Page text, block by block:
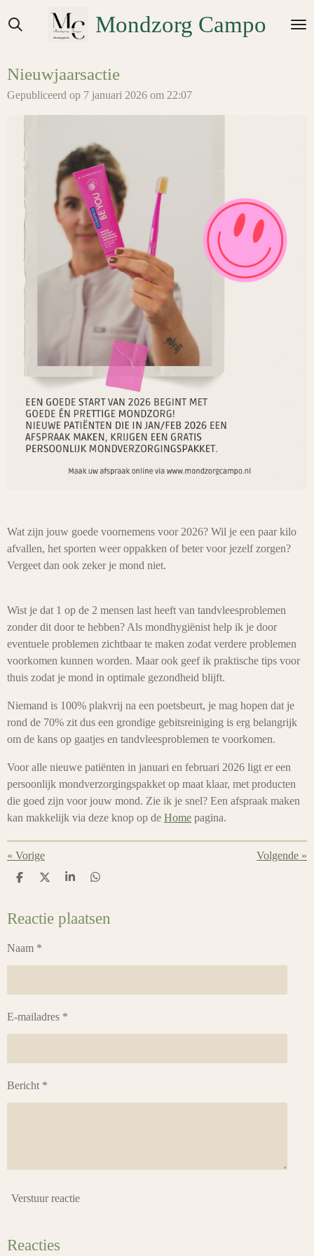
direct
hoofdinhoud
Mondzorg Campo
Nieuwjaarsactie
Gepubliceerd op 7 januari 2026 om 22:07
Wat zijn jouw goede voornemens voor 2026? Wil je een paar kilo
afvallen, het sporten weer oppakken of beter voor jezelf zorgen?
Vergeet dan ook zeker je mond niet.
Wist je dat 1 op de 2 mensen last heeft van tandvleesproblemen
zonder dit door te hebben? Als mondhygiënist help ik je door
eventuele problemen zichtbaar te maken zodat verdere problemen
voorkomen kunnen worden. Maar ook geef ik praktische tips voor
thuis zodat je mond in optimale gezondheid blijft.
Niemand is 100% plakvrij na een poetsbeurt, je mag hopen dat je
rond de 70% zit dus een grondige gebitsreiniging is erg belangrijk
om de kans op gaatjes en tandvleesproblemen te voorkomen.
Voor alle nieuwe patiënten in januari en februari 2026 ligt er een
persoonlijk mondverzorgingspakket op maat klaar, met producten
die goed zijn voor jouw mond. Zie ik je snel? Een afspraak maken
kan makkelijk via deze knop op de Home pagina.
« Vorige Volgende »
D
e
n
D
l
S
r
e
D
e
n
Reactie plaatsen
Naam *
E-mailadres *
Bericht *
Verstuur reactie
Reacties